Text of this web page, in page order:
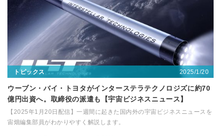
トピックス 2025/1/20
ウーブン・バイ・トヨタがインターステラテクノロジズに約70
億円出資へ。取締役の派遣も【宇宙ビジネスニュース】
【2025年1月20日配信】一週間に起きた国内外の宇宙ビジネスニュースを
宙畑編集部員がわかりやすく解説します。